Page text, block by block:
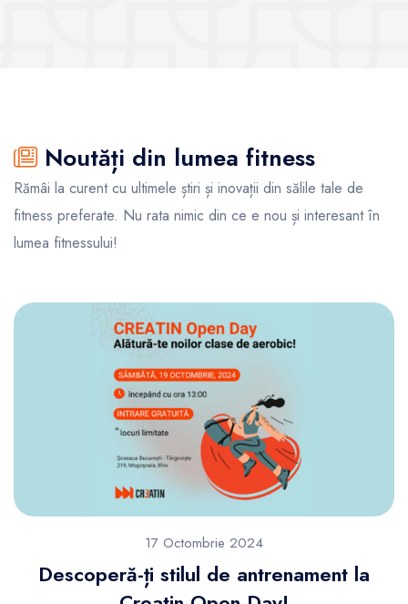
Noutăți din lumea fitness
Rămâi la curent cu ultimele știri și inovații din sălile tale de
fitness preferate. Nu rata nimic din ce e nou și interesant în
lumea fitnessului!
17 Octombrie 2024
Descoperă-ți stilul de antrenament la